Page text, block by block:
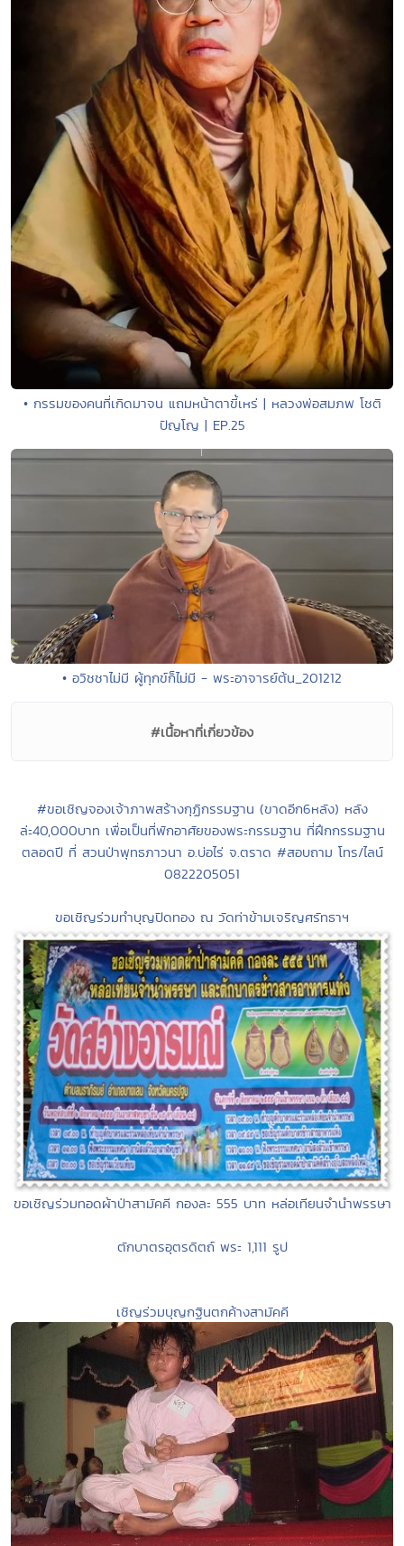
• กรรมของคนที่เกิดมาจน แถมหน้าตาขี้เหร่ | หลวงพ่อสมภพ โชติ
ปัญโญ | EP.25
• อวิชชาไม่มี ผู้ทุกข์ก็ไม่มี - พระอาจารย์ต้น_201212
#เนื้อหาที่เกี่ยวข้อง
#ขอเชิญจองเจ้าภาพสร้างกุฏิกรรมฐาน (ขาดอีก6หลัง) หลัง
ล่ะ40,000บาท เพื่อเป็นที่พักอาศัยของพระกรรมฐาน ที่ฝึกกรรมฐาน
ตลอดปี ที่ สวนป่าพุทธภาวนา อ.บ่อไร่ จ.ตราด #สอบถาม โทร/ไลน์
0822205051
ขอเชิญร่วมทำบุญปิดทอง ณ วัดท่าข้ามเจริญศรัทธาฯ
ขอเชิญร่วมทอดผ้าป่าสามัคคี กองละ 555 บาท หล่อเทียนจำนำพรรษา
ตักบาตรอุตรดิตถ์ พระ 1,111 รูป
เชิญร่วมบุญกฐินตกค้างสามัคคี